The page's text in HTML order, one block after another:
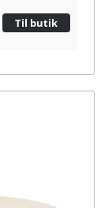
Til butik